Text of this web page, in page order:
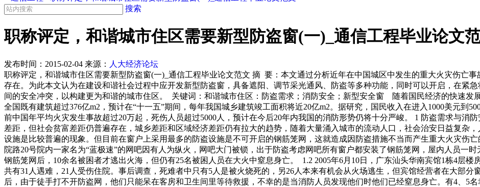
搜索
职称评定，和谐城市住区需要新型防盗窗(一)_通信工程毕业论文
发布时间： 2015-02-04 来源： 人大经济论坛
职称评定，和谐城市住区需要新型防盗窗(一)_通信工程毕业论文范文 摘 要：本文通过分析近年在中国城区中发生的重大火灾伤亡
存在。为此本文认为在建设和谐社会过程中应开发新型防盗窗，具备遮阳、调节采光通风、防盗等多种功能，同时可以开启，在紧
间的安全冲突，以构建更为和谐的城市住区。 关键词：和谐城市住区：防盗需求；消防安全；新型安全窗 随着国民经济的快速发
全国既有建筑超过376亿m2，预计在“十一五”期间，每年我国城乡建筑竣工面积将近20亿m2。据研究，国民收入在进入1000美元到
前中国年平均火灾发生事故超过20万起，死伤人员超过5000人，预计在今后20年内我国的消防形势仍将十分严峻。 1 防盗需求与消
差距，但社会贫富差距仍普遍存在，城乡差距和区域经济差距仍有拉大的趋势，随着大量涌入城市的流动人口，社会治安日益复杂
设施是比较普遍的现象。但目前在窗户上采用最多的防盗设施是不可开启的钢筋笼网，这就造成因防盗措施不当而产生重大火灾伤
院路20号院内一家名为“蓝极速”的网吧因有人为纵火，网吧大门被锁，出于防盗考虑网吧所有窗户都安装了钢筋笼网，屋内人员一
钢筋笼网后，10余名被困者才逃出火海，但仍有25名被困人员在大火中窒息身亡。 1.2 2005年6月10日，广东汕头华南宾馆1栋4层
共有31人遇难，21人受伤住院。事后调查，死难者中只有5人是被火烧死的，另26人本来有机会从火场逃生，但宾馆经营者在大部
后，由于徒手打不开防盗网，他们只能呆在客房和卫生间里等待救援，不幸的是当消防人员发现他们时他们已经窒息身亡。有4、5